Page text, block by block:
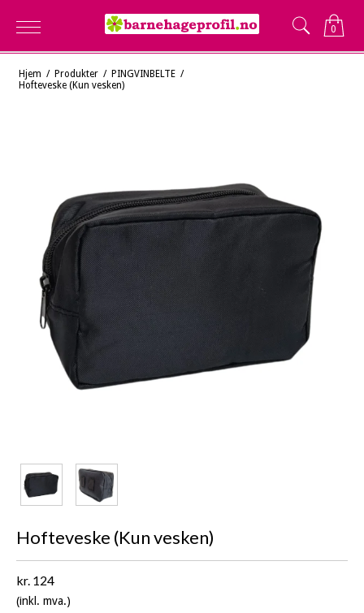
0
Hjem / Produkter / PINGVINBELTE /
Hofteveske (Kun vesken)
Hofteveske (Kun vesken)
kr. 124
(inkl. mva.)